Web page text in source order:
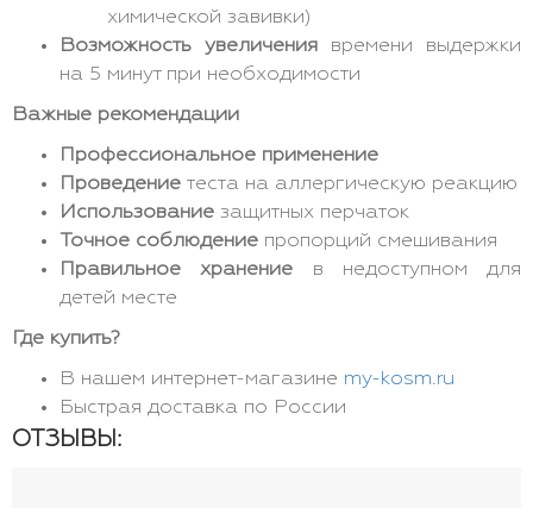
химической завивки)
Возможность увеличения времени выдержки
на 5 минут при необходимости
Важные рекомендации
Профессиональное применение
Проведение теста на аллергическую реакцию
Использование защитных перчаток
Точное соблюдение пропорций смешивания
Правильное хранение в недоступном для
детей месте
Где купить?
В нашем интернет-магазине my-kosm.ru
Быстрая доставка по России
ОТЗЫВЫ: